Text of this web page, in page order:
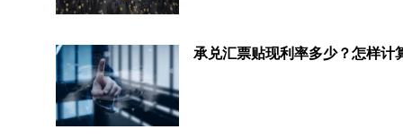
承兑汇票贴现利率多少？怎样计